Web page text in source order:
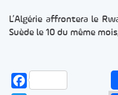
L’Algérie affrontera le
Suède le 10 du même
Facebook